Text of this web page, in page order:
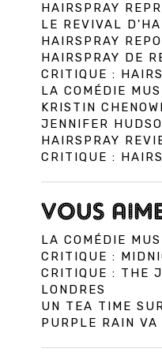
HAIRSPRAY
LE REVIVAL
HAIRSPRAY
HAIRSPRAY DE
CRITIQUE :
LA COMÉDIE
KRISTIN
JENNIFER
HAIRSPRAY
CRITIQUE :
VOUS
LA COMÉDIE
CRITIQUE :
CRITIQUE : THE
LONDRES
UN TEA TIME
PURPLE RAIN VA